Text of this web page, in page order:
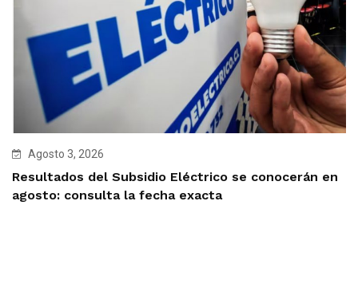
Agosto 3, 2026
Resultados del Subsidio Eléctrico se conocerán en
agosto: consulta la fecha exacta